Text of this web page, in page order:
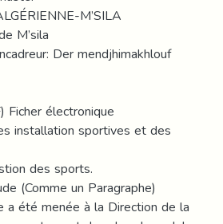
M’SILA
M’sila
Der mendjhimakhlouf
électronique
installation sportives et des
des sports.
(Comme un Paragraphe)
été menée à la Direction de la